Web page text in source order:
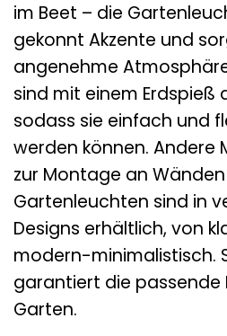
im Beet – die
gekonnt Akzente und
angenehme
sind mit einem
sodass sie einfach und
werden können. Andere
zur Montage an
Gartenleuchten sind in
Designs erhältlich, von
modern-minimalistisch.
garantiert die passende
Garten.